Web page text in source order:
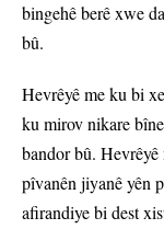
bingehê berê xwe
bû.
Hevrêyê me ku bi
ku mirov nikare
bandor bû.
pîvanên jiyanê yên
afirandiye bi dest